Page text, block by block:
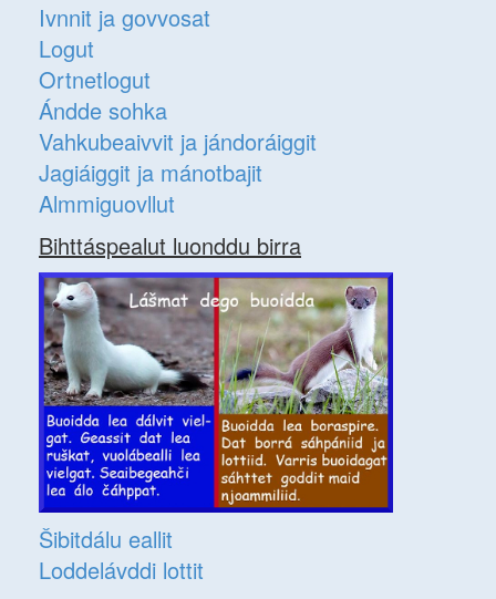
Ivnnit ja govvosat
Logut
Ortnetlogut
Ándde sohka
Vahkubeaivvit ja jándoráiggit
Jagiáiggit ja mánotbajit
Almmiguovllut
Bihttáspealut luonddu birra
Šibitdálu eallit
Loddelávddi lottit